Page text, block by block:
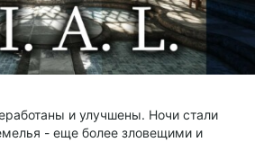
и улучшены. Ночи стали
- еще более зловещими и